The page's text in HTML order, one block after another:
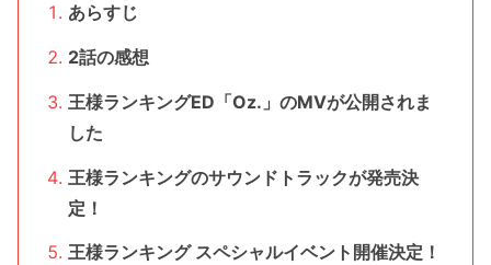
あらすじ
2話の感想
王様ランキングED「Oz.」のMVが公開されま
した
王様ランキングのサウンドトラックが発売決
定！
王様ランキング スペシャルイベント開催決定！